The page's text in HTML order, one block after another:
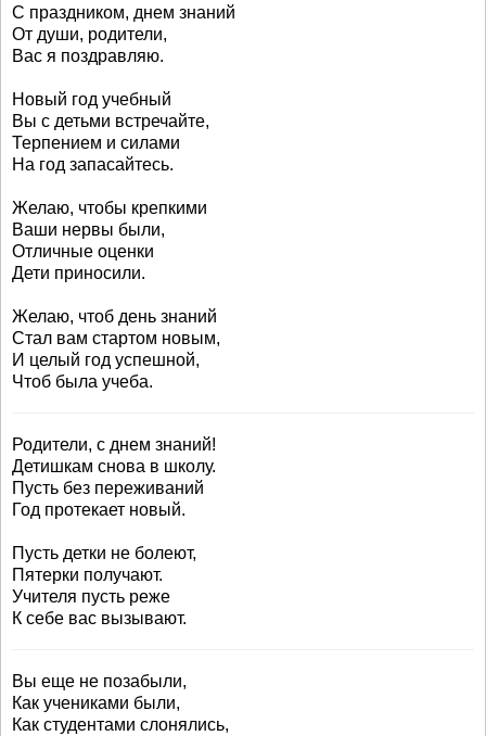
С праздником, днем знаний
От души, родители,
Вас я поздравляю.
Новый год учебный
Вы с детьми встречайте,
Терпением и силами
На год запасайтесь.
Желаю, чтобы крепкими
Ваши нервы были,
Отличные оценки
Дети приносили.
Желаю, чтоб день знаний
Стал вам стартом новым,
И целый год успешной,
Чтоб была учеба.
Родители, с днем знаний!
Детишкам снова в школу.
Пусть без переживаний
Год протекает новый.
Пусть детки не болеют,
Пятерки получают.
Учителя пусть реже
К себе вас вызывают.
Вы еще не позабыли,
Как учениками были,
Как студентами слонялись,